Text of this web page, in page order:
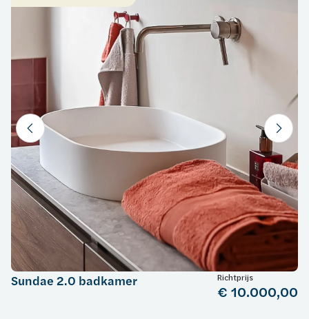
Sundae 2.0 badkamer Richtprijs
€ 10.000,00